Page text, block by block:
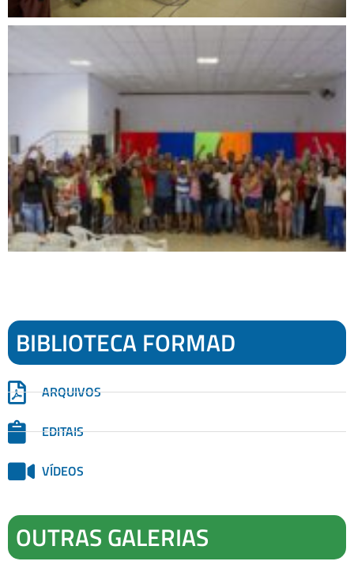
BIBLIOTECA FORMAD
ARQUIVOS
EDITAIS
VÍDEOS
OUTRAS GALERIAS